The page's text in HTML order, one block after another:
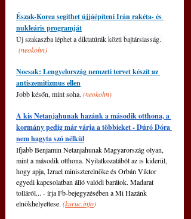
Észak-Korea segíthet újjáépíteni Irán rakéta- és
nukleáris programját
Új szakaszba léphet a diktatúrák közti bajtársiasság.
(neokohn)
Nocsak: Lengyelország nemzeti tervet készít az
antiszemitizmus ellen
Jobb későn, mint soha. (neokohn)
A kis Netanjahunak hazánk a második otthona, a
kormány pedig már várja a többieket - Dúró Dóra
nem hagyta szó nélkül
Ifjabb Benjamin Netanjahunak Magyarország olyan,
mint a második otthona. Nyilatkozatából az is kiderül,
hogy apja, Izrael miniszterelnöke és Orbán Viktor
egyedi kapcsolatban álló valódi barátok. Madarat
tolláról... - írja Fb-bejegyzésében a Mi Hazánk
elnökhelyettese. (kuruc.info)